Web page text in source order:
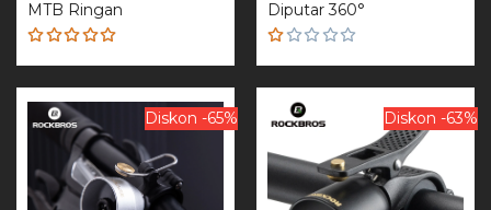
Rp602,234. Rp218,124.
MTB Ringan
Rated
5.00out
of 5
Diputar 360°
R
a
e
d
1.
0
0
o
Diskon -65% Diskon -63%